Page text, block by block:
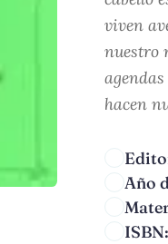
viven
nuestro
hacen
Año
ISBN: